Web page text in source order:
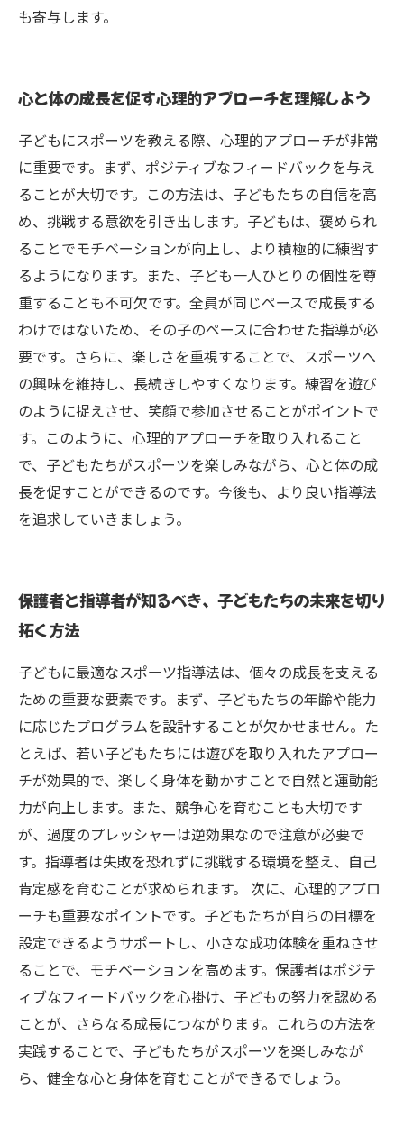
も寄与します。
心と体の成長を促す心理的アプローチを理解しよう
子どもにスポーツを教える際、心理的アプローチが非常
に重要です。まず、ポジティブなフィードバックを与え
ることが大切です。この方法は、子どもたちの自信を高
め、挑戦する意欲を引き出します。子どもは、褒められ
ることでモチベーションが向上し、より積極的に練習す
るようになります。また、子ども一人ひとりの個性を尊
重することも不可欠です。全員が同じペースで成長する
わけではないため、その子のペースに合わせた指導が必
要です。さらに、楽しさを重視することで、スポーツへ
の興味を維持し、長続きしやすくなります。練習を遊び
のように捉えさせ、笑顔で参加させることがポイントで
す。このように、心理的アプローチを取り入れること
で、子どもたちがスポーツを楽しみながら、心と体の成
長を促すことができるのです。今後も、より良い指導法
を追求していきましょう。
保護者と指導者が知るべき、子どもたちの未来を切り
拓く方法
子どもに最適なスポーツ指導法は、個々の成長を支える
ための重要な要素です。まず、子どもたちの年齢や能力
に応じたプログラムを設計することが欠かせません。た
とえば、若い子どもたちには遊びを取り入れたアプロー
チが効果的で、楽しく身体を動かすことで自然と運動能
力が向上します。また、競争心を育むことも大切です
が、過度のプレッシャーは逆効果なので注意が必要で
す。指導者は失敗を恐れずに挑戦する環境を整え、自己
肯定感を育むことが求められます。 次に、心理的アプロ
ーチも重要なポイントです。子どもたちが自らの目標を
設定できるようサポートし、小さな成功体験を重ねさせ
ることで、モチベーションを高めます。保護者はポジテ
ィブなフィードバックを心掛け、子どもの努力を認める
ことが、さらなる成長につながります。これらの方法を
実践することで、子どもたちがスポーツを楽しみなが
ら、健全な心と身体を育むことができるでしょう。